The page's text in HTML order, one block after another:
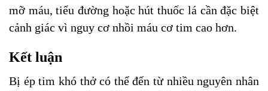
mỡ máu, tiểu đường hoặc hút thuốc lá cần đặc biệt
cảnh giác vì nguy cơ nhồi máu cơ tim cao hơn.
Kết luận
Bị ép tim khó thở có thể đến từ nhiều nguyên nhân